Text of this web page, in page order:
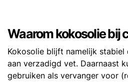
Waarom kokosolie bij
Kokosolie blijft namelijk
aan verzadigd vet. Daarnaast
gebruiken als vervanger voor